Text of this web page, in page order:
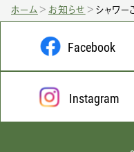
ホーム お知らせ シャワ
Facebook
Instagram